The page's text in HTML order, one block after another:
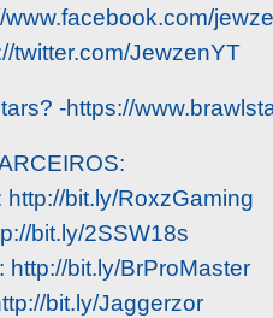
twitter.com/JewzenYT
-https://
http://bit.ly/RoxzGaming
bit.ly/2SSW18s
http://bit.ly/BrProMaster
bit.ly/Jaggerzor